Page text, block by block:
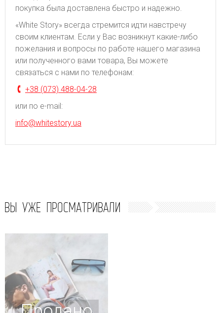
покупка была доставлена быстро и надежно.
«White Story» всегда стремится идти навстречу
своим клиентам. Если у Вас возникнут какие-либо
пожелания и вопросы по работе нашего магазина
или полученного вами товара, Вы можете
связаться с нами по телефонам:
+38 (073) 488-04-28
или по e-mail:
info@whitestory.ua
ВЫ УЖЕ ПРОСМАТРИВАЛИ